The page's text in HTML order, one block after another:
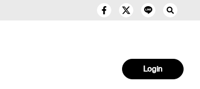
Login